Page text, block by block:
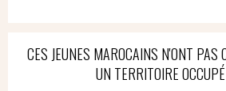
CES JEUNES MAROCAINS N'ONT PAS
UN TERRITOIRE